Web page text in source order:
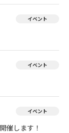
イベント
イベント
イベント
催します！